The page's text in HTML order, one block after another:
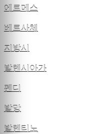
에르메스
베르사체
지방시
발렌시아가
펜디
발망
발렌티노